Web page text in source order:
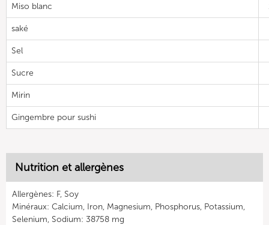
Miso blanc
saké
Sel
Sucre
Mirin
Gingembre pour sushi
Nutrition et allergènes
Allergènes: F, Soy
Minéraux: Calcium, Iron, Magnesium, Phosphorus, Potassium,
Selenium, Sodium: 38758 mg